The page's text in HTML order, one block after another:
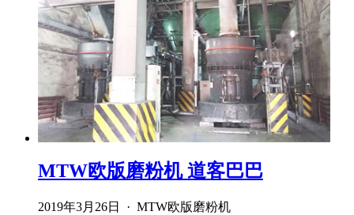
MTW欧版磨粉机 道客巴巴
2019年3月26日 · MTW欧版磨粉机